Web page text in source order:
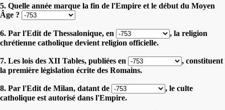
5. Quelle année marque la fin de l'Empire et le début du Moyen
Âge ?
6. Par l'Edit de Thessalonique, en
, la religion
chrétienne catholique devient religion officielle.
7. Les lois des XII Tables, publiées en
, constituent
la première législation écrite des Romains.
8. Par l'Edit de Milan, datant de
, le culte
catholique est autorisé dans l'Empire.